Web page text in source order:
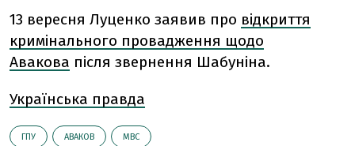
13 вересня Луценко заявив про відкриття
кримінального провадження щодо
Авакова після звернення Шабуніна.
Українська правда
ГПУ АВАКОВ МВС